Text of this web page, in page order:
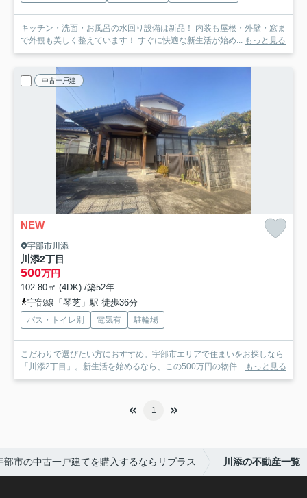
キッチン・洗面・お風呂の水回り設備は新品！ 内装も屋根・外壁・窓ま
で外観も美しく整えています！ すぐに快適な新生活が始め... もっと見る
中古一戸建
NEW
宇部市川添
川添2丁目
500万円
102.80㎡ (4DK) /築52年
宇部線「琴芝」駅 徒歩36分
バス・トイレ別 電気有 駐輪場
こだわりで選びたい方におすすめ。宇部市エリアで住まいをお探しなら
「川添2丁目」。新生活を始めるなら、この500万円の物件... もっと見る
1
部市の中古一戸建てを購入するならリプラス 川添の不動産一覧